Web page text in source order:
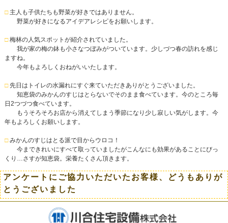
□主人も子供たちも野菜が好きではありません。
野菜が好きになるアイデアレシピをお願いします。
□梅林の人気スポットが紹介されていました。
我が家の梅の鉢も小さなつぼみがついています。少しづつ春の訪れを感じ
ますね。
今年もよろしくおねがいいたします。
□先日はトイレの水漏れにすぐ来ていただきありがとうございました。
知恵袋のみかんのすじはとらないでそのまま食べています。今のところ毎
日2つづつ食べています。
もうそろそろお店から消えてしまう季節になり少し寂しい気がします。今
年もよろしくお願いします。
□みかんのすじはとる派で目からウロコ！
今まできれいにすべて取っていましたがこんなにも効果があることにびっ
くり…さすが知恵袋。栄養たくさん頂きます。
アンケートにご協力いただいたお客様、どうもありが
とうございました